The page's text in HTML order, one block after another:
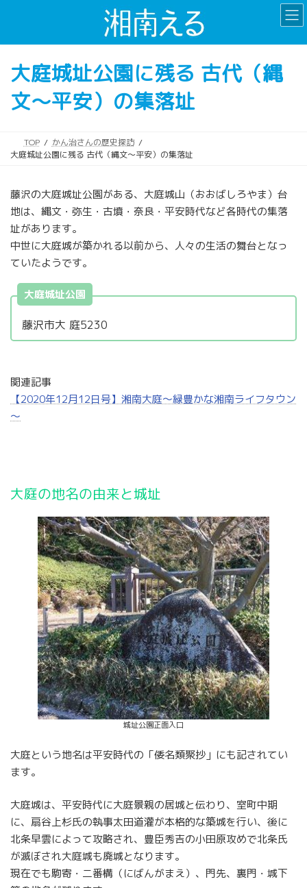
大庭城址公園に残る 古代（縄
文～平安）の集落址
TOP
かん治さんの歴史探訪
大庭城址公園に残る 古代（縄文～平安）の集落址
藤沢の大庭城址公園がある、大庭城山（おおばしろやま）台
地は、縄文・弥生・古墳・奈良・平安時代など各時代の集落
址があります。
中世に大庭城が築かれる以前から、人々の生活の舞台となっ
ていたようです。
大庭城址公園
藤沢市大 庭5230
関連記事
【2020年12月12日号】湘南大庭～緑豊かな湘南ライフタウン
～
大庭の地名の由来と城址
城址公園正面入口
大庭という地名は平安時代の「倭名類聚抄」にも記されてい
ます。
大庭城は、平安時代に大庭景親の居城と伝わり、室町中期
に、扇谷上杉氏の執事太田道灌が本格的な築城を行い、後に
北条早雲によって攻略され、豊臣秀吉の小田原攻めで北条氏
が滅ぼされ大庭城も廃城となります。
現在でも駒寄・二番構（にばんがまえ）、門先、裏門・城下